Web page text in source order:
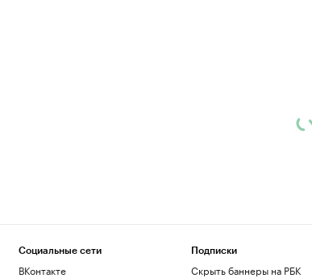
Социальные сети
ВКонтакте
Подписки
Скрыть баннеры на РБК